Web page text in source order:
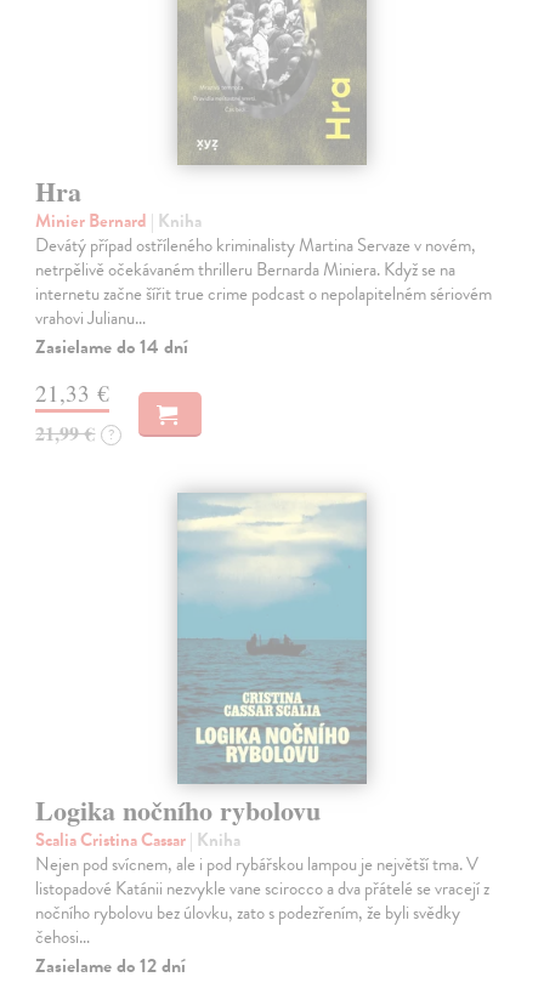
Hra
Minier Bernard | Kniha
Devátý případ ostříleného kriminalisty Martina Servaze v novém,
netrpělivě očekávaném thrilleru Bernarda Miniera. Když se na
internetu začne šířit true crime podcast o nepolapitelném sériovém
vrahovi Julianu…
Zasielame do 14 dní
21,33 €
21,99 € ?
Logika nočního rybolovu
Scalia Cristina Cassar| Kniha
Nejen pod svícnem, ale i pod rybářskou lampou je největší tma. V
listopadové Katánii nezvykle vane scirocco a dva přátelé se vracejí z
nočního rybolovu bez úlovku, zato s podezřením, že byli svědky
čehosi…
Zasielame do 12 dní